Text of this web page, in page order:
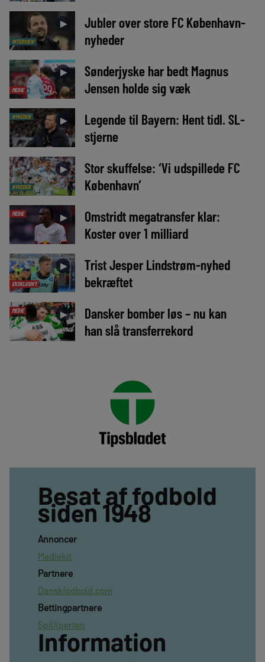
INTERVIEW
►
Jubler over store FC København-
nyheder
MEDIE
►
Sønderjyske har bedt Magnus
Jensen holde sig væk
NYHEDER ►
Legende til Bayern: Hent tidl. SL-
stjerne
NYHEDER
►
Stor skuffelse: ‘Vi udspillede FC
København’
MEDIE ►
Omstridt megatransfer klar:
Koster over 1 milliard
EKSKLUSIVT
►
Trist Jesper Lindstrøm-nyhed
bekræftet
MEDIE ►
Dansker bomber løs – nu kan
han slå transferrekord
Besat af fodbold
siden 1948
Annoncer
Mediekit
Partnere
Danskfodbold.com
Bettingpartnere
SpilXperten
Information